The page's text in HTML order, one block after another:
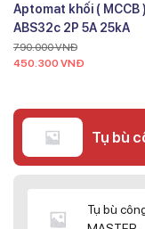
Aptomat khối ( MCCB
ABS32c 2P 5A 25kA
790.000VNĐ
450.300 VNĐ
Tụ bù
Tụ bù